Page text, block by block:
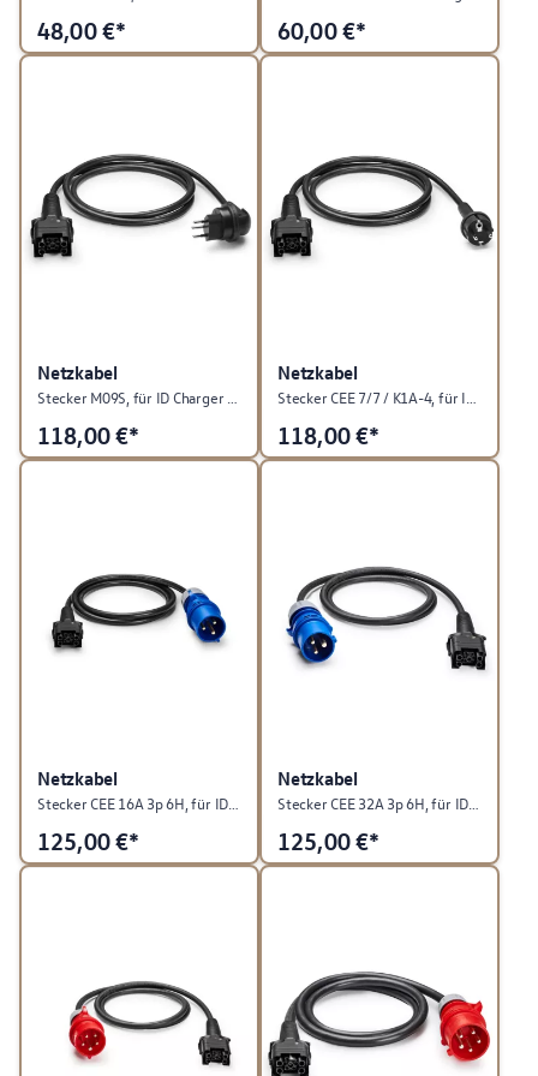
48,00€* 60,00€*
Netzkabel
Stecker M09S, für ID Charger Travel
118,00€*
Netzkabel
Stecker CEE 7/7 / K1A-4, für ID Charger Travel
118,00€*
Netzkabel
125,00€*
Netzkabel
125,00€*